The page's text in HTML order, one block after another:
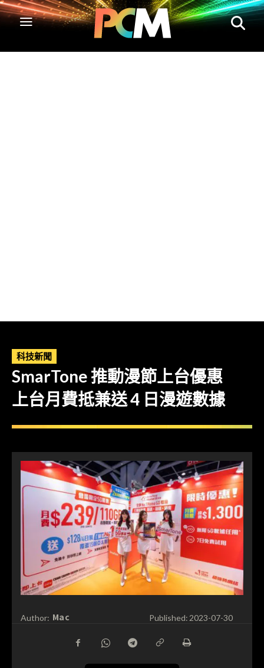
科技新聞
SmarTone 推動漫節上台優惠
上台月費抵兼送 4 日漫遊數據
Author: Mac Published: 2023-07-30